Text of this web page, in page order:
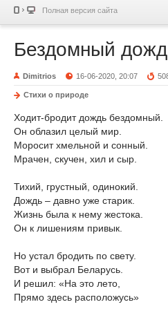
Полная версия сайта
Бездомный
Dimitrios 16-06-2020, 20:07
Стихи о природе
Ходит-бродит дождь бездомный.
Он облазил целый мир.
Моросит хмельной и сонный.
Мрачен, скучен, хил и сыр.
Тихий, грустный, одинокий.
Дождь – давно уже старик.
Жизнь была к нему жестока.
Он к лишениям привык.
Но устал бродить по свету.
Вот и выбрал Беларусь.
И решил: «На это лето,
Прямо здесь расположусь»